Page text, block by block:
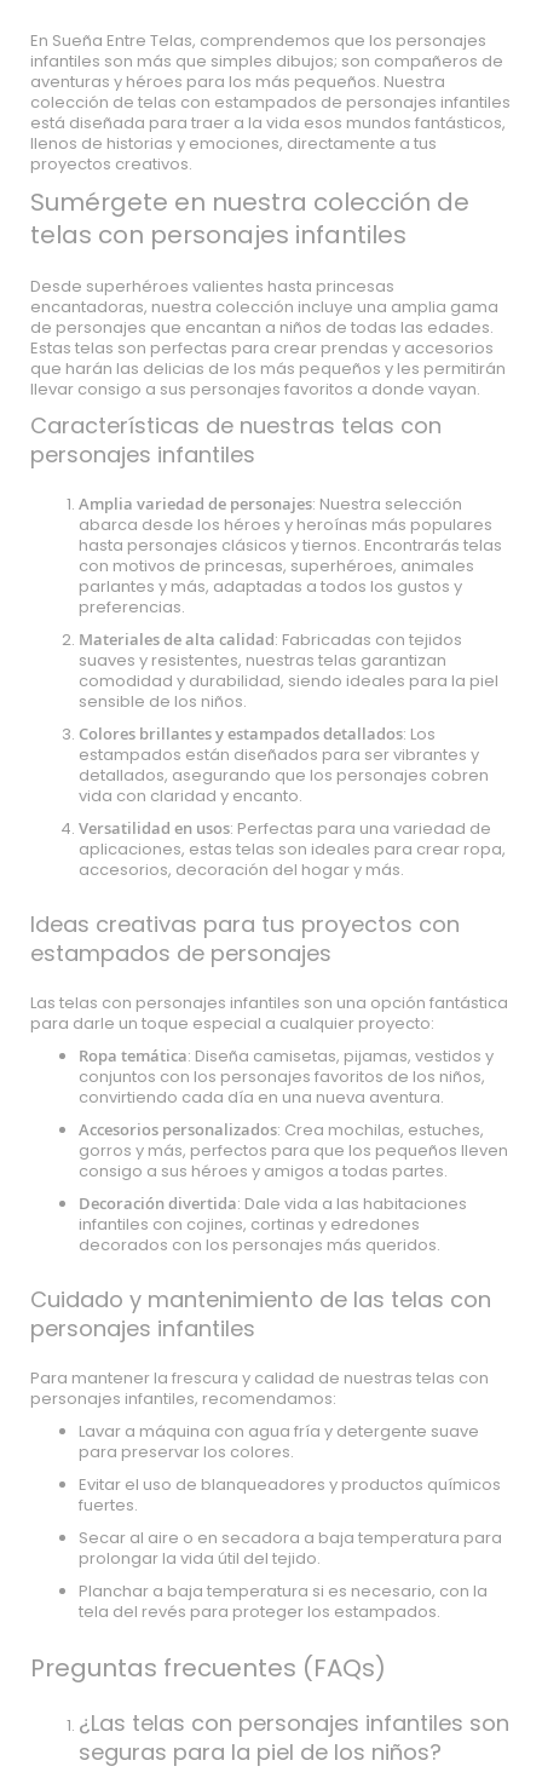
En Sueña Entre Telas, comprendemos que los personajes
infantiles son más que simples dibujos; son compañeros de
aventuras y héroes para los más pequeños. Nuestra
colección de telas con estampados de personajes infantiles
está diseñada para traer a la vida esos mundos fantásticos,
llenos de historias y emociones, directamente a tus
proyectos creativos.
Sumérgete en nuestra colección de
telas con personajes infantiles
Desde superhéroes valientes hasta princesas
encantadoras, nuestra colección incluye una amplia gama
de personajes que encantan a niños de todas las edades.
Estas telas son perfectas para crear prendas y accesorios
que harán las delicias de los más pequeños y les permitirán
llevar consigo a sus personajes favoritos a donde vayan.
Características de nuestras telas con
personajes infantiles
Amplia variedad de personajes: Nuestra selección
abarca desde los héroes y heroínas más populares
hasta personajes clásicos y tiernos. Encontrarás telas
con motivos de princesas, superhéroes, animales
parlantes y más, adaptadas a todos los gustos y
preferencias.
Materiales de alta calidad: Fabricadas con tejidos
suaves y resistentes, nuestras telas garantizan
comodidad y durabilidad, siendo ideales para la piel
sensible de los niños.
Colores brillantes y estampados detallados: Los
estampados están diseñados para ser vibrantes y
detallados, asegurando que los personajes cobren
vida con claridad y encanto.
Versatilidad en usos: Perfectas para una variedad de
aplicaciones, estas telas son ideales para crear ropa,
accesorios, decoración del hogar y más.
Ideas creativas para tus proyectos con
estampados de personajes
Las telas con personajes infantiles son una opción fantástica
para darle un toque especial a cualquier proyecto:
Ropa temática: Diseña camisetas, pijamas, vestidos y
conjuntos con los personajes favoritos de los niños,
convirtiendo cada día en una nueva aventura.
Accesorios personalizados: Crea mochilas, estuches,
gorros y más, perfectos para que los pequeños lleven
consigo a sus héroes y amigos a todas partes.
Decoración divertida: Dale vida a las habitaciones
infantiles con cojines, cortinas y edredones
decorados con los personajes más queridos.
Cuidado y mantenimiento de las telas con
personajes infantiles
Para mantener la frescura y calidad de nuestras telas con
personajes infantiles, recomendamos:
Lavar a máquina con agua fría y detergente suave
para preservar los colores.
Evitar el uso de blanqueadores y productos químicos
fuertes.
Secar al aire o en secadora a baja temperatura para
prolongar la vida útil del tejido.
Planchar a baja temperatura si es necesario, con la
tela del revés para proteger los estampados.
Preguntas frecuentes (FAQs)
¿Las telas con personajes infantiles son
seguras para la piel de los niños?